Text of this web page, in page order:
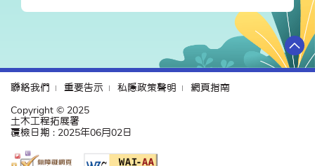
聯絡我們 重要告示 私隱政策聲明
網頁指南
Copyright © 2025
土木工程拓展署
覆檢日期 : 2025年06月02日